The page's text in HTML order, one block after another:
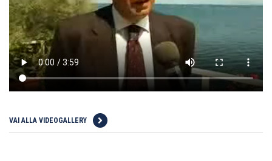
VAI ALLA VIDEOGALLERY